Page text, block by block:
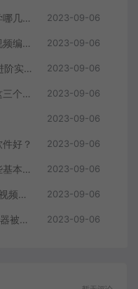
萌新小白的提问，影视剪辑需要学哪几个软件？ 2023-09-06
怎样给自己的视频换背景？试试视频编辑软件 2023-09-06
(超清)2023 React 18 系统入门 进阶实战《欢乐购》 2023-09-06
视频截取软件有哪些？带你了解这三个视频编辑软件 2023-09-06
2023-09-06
好？ 2023-09-06
云服务器是什么？你需要知道这些基本知识 2023-09-06
Apple Motion for Mac 苹果电脑 视频编辑软件 2023-09-06
“中药房配酸梅汤”火了，医院服务器被挤爆，网友：更适合中国宝宝体质 2023-09-06